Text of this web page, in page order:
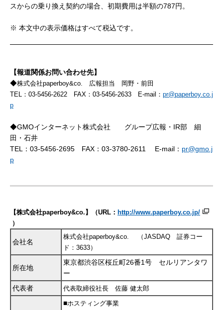
スからの乗り換え契約の場合、初期費用は半額の787円。
※ 本文中の表示価格はすべて税込です。
【報道関係お問い合わせ先】
◆株式会社paperboy&co. 広報担当 岡野・前田
TEL：03-5456-2622 FAX：03-5456-2633
E-mail： pr@paperboy.co.j
p
◆GMOインターネット株式会社 グループ広報・IR部 細
田・石井
TEL：03-5456-2695 FAX：03-3780-2611 E-mail： pr@gmo.j
p
【株式会社paperboy&co. 】（URL ： http://www.paperboy.co.jp/
）
会社名
株式会社paperboy&co. （JASDAQ 証券コー
ド： 3633）
所在地
東京都渋谷区桜丘町26番1号 セルリアンタワ
ー
代表者
代表取締役社長 佐藤 健太郎
■ホスティング事業